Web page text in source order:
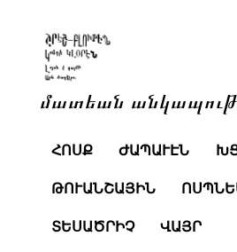
մատեան
ՀՈՍՔ ԺԱՊԱՒԷՆ
ԹՈՒԱՆՇԱՅԻՆ
ՏԵՍԱԾՐԻՉ ՎԱՅՐ